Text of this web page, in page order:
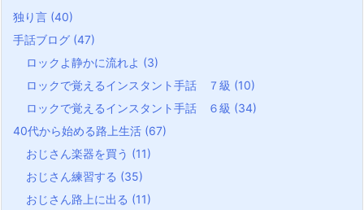
独り言 (40)
手話ブログ (47)
ロックよ静かに流れよ (3)
ロックで覚えるインスタント手話 ７級 (10)
ロックで覚えるインスタント手話 ６級 (34)
40代から始める路上生活 (67)
おじさん楽器を買う (11)
おじさん練習する (35)
おじさん路上に出る (11)